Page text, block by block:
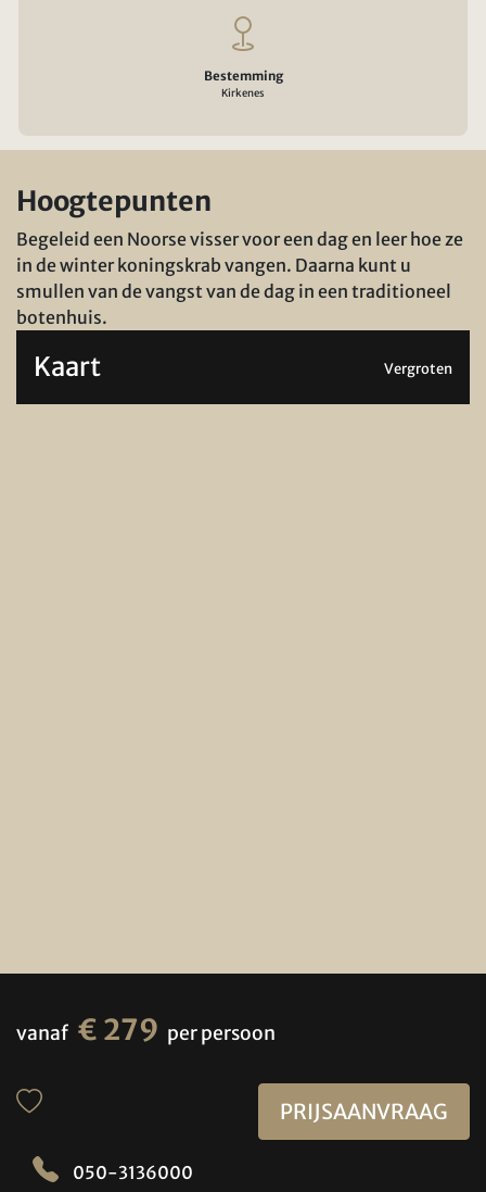
Bestemming
Kirkenes
Hoogtepunten
Begeleid een Noorse visser voor een dag en leer hoe ze
in de winter koningskrab vangen. Daarna kunt u
smullen van de vangst van de dag in een traditioneel
botenhuis.
Kaart Vergroten
vanaf € 279 per persoon
PRIJSAANVRAAG
050-3136000